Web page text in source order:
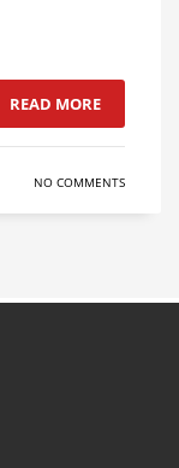
READ MORE
NO COMMENTS